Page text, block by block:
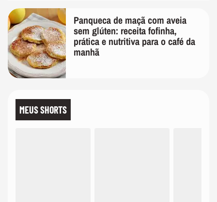
Panqueca de maçã com aveia
sem glúten: receita fofinha,
prática e nutritiva para o café da
manhã
MEUS SHORTS